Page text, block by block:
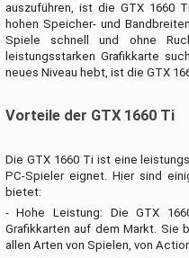
auszuführen, ist die GTX 1660
hohen Speicher- und
Spiele schnell und ohne
leistungsstarken Grafikkarte
neues Niveau hebt, ist die GTX
Vorteile der GTX 1660 Ti
Die GTX 1660 Ti ist eine
PC-Spieler eignet. Hier sind
bietet:
- Hohe Leistung: Die GTX
Grafikkarten auf dem Markt. Sie
allen Arten von Spielen, von